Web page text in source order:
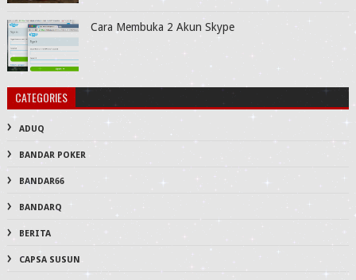
Cara Membuka 2 Akun Skype
CATEGORIES
ADUQ
BANDAR POKER
BANDAR66
BANDARQ
BERITA
CAPSA SUSUN